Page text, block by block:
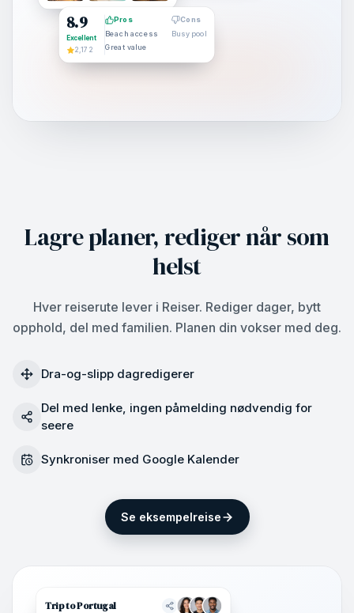
8.9
Excellent
2,172
Pros
Beach access
Great value
Cons
Busy pool
Lagre planer, rediger når som
helst
Hver reiserute lever i Reiser. Rediger dager, bytt
opphold, del med familien. Planen din vokser med deg.
Dra-og-slipp dagredigerer
Del med lenke, ingen påmelding nødvendig for
seere
Synkroniser med Google Kalender
Se eksempelreise
Trip to Portugal